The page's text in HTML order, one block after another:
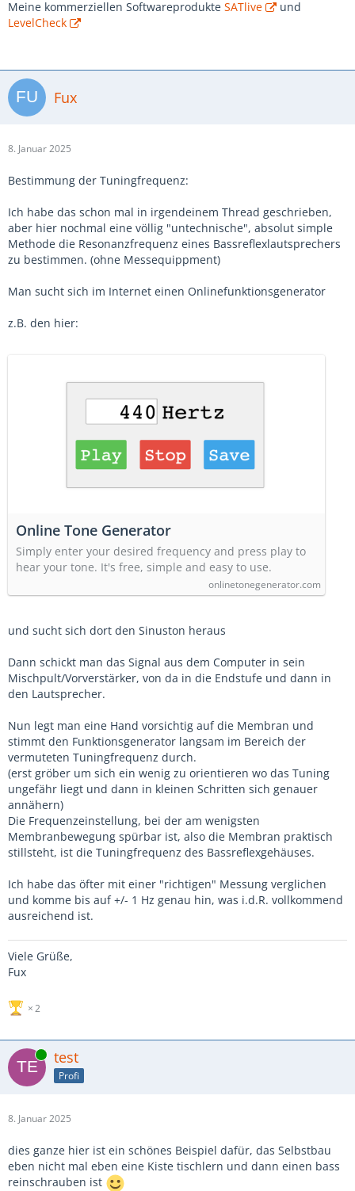
Meine kommerziellen Softwareprodukte SATlive
und
LevelCheck
Fux
8. Januar 2025
Bestimmung der Tuningfrequenz:
Ich habe das schon mal in irgendeinem Thread geschrieben,
aber hier nochmal eine völlig "untechnische", absolut simple
Methode die Resonanzfrequenz eines Bassreflexlautsprechers
zu bestimmen. (ohne Messequippment)
Man sucht sich im Internet einen Onlinefunktionsgenerator
z.B. den hier:
Online Tone Generator
Simply enter your desired frequency and press play to
hear your tone. It's free, simple and easy to use.
onlinetonegenerator.com
und sucht sich dort den Sinuston heraus
Dann schickt man das Signal aus dem Computer in sein
Mischpult/Vorverstärker, von da in die Endstufe und dann in
den Lautsprecher.
Nun legt man eine Hand vorsichtig auf die Membran und
stimmt den Funktionsgenerator langsam im Bereich der
vermuteten Tuningfrequenz durch.
(erst gröber um sich ein wenig zu orientieren wo das Tuning
ungefähr liegt und dann in kleinen Schritten sich genauer
annähern)
Die Frequenzeinstellung, bei der am wenigsten
Membranbewegung spürbar ist, also die Membran praktisch
stillsteht, ist die Tuningfrequenz des Bassreflexgehäuses.
Ich habe das öfter mit einer "richtigen" Messung verglichen
und komme bis auf +/- 1 Hz genau hin, was i.d.R. vollkommend
ausreichend ist.
Viele Grüße,
Fux
2
Online test
Profi
8. Januar 2025
dies ganze hier ist ein schönes Beispiel dafür, das Selbstbau
eben nicht mal eben eine Kiste tischlern und dann einen bass
reinschrauben ist